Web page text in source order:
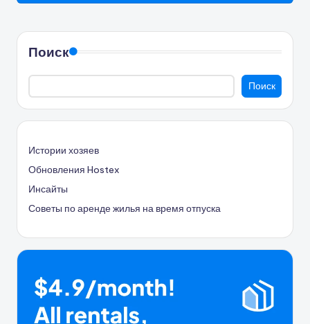
Поиск
Поиск
Истории хозяев
Обновления Hostex
Инсайты
Советы по аренде жилья на время отпуска